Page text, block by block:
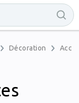
Décoration